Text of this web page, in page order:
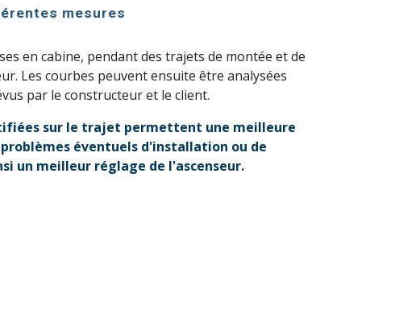
mesures
en cabine, pendant des trajets de montée et de
Les courbes peuvent ensuite être analysées
par le constructeur et le client.
sur le trajet permettent une meilleure
éventuels d'installation ou de
un meilleur réglage de l'ascenseur.